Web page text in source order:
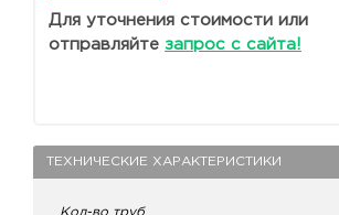
Для уточнения стоимости или
отправляйте запрос с сайта!
ТЕХНИЧЕСКИЕ ХАРАКТЕРИСТИКИ
Кол-во труб